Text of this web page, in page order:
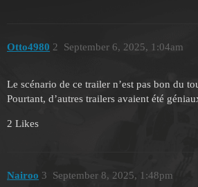
Otto4980 September 6, 2025, 1:04am
2
Le scénario de ce trailer n’est pas bon du
Pourtant, d’autres trailers avaient été
2 Likes
Nairoo September 8, 2025, 1:48pm
3